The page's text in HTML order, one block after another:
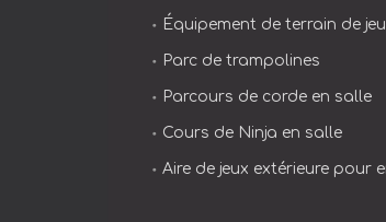
Équipement de terrain de
Parc de trampolines
Parcours de corde en salle
Cours de Ninja en salle
Aire de jeux extérieure pour